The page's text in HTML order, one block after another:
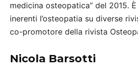
medicina osteopatica” del 2015.
inerenti l’osteopatia su diverse
co-promotore della rivista
Nicola Barsotti